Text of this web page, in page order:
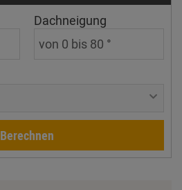
Dachneigung
Berechnen